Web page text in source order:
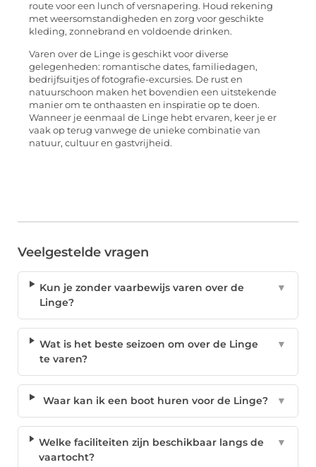
route voor een lunch of versnapering. Houd rekening
met weersomstandigheden en zorg voor geschikte
kleding, zonnebrand en voldoende drinken.
Varen over de Linge is geschikt voor diverse
gelegenheden: romantische dates, familiedagen,
bedrijfsuitjes of fotografie-excursies. De rust en
natuurschoon maken het bovendien een uitstekende
manier om te onthaasten en inspiratie op te doen.
Wanneer je eenmaal de Linge hebt ervaren, keer je er
vaak op terug vanwege de unieke combinatie van
natuur, cultuur en gastvrijheid.
Veelgestelde vragen
Kun je zonder vaarbewijs varen over de
Linge?
▼
Wat is het beste seizoen om over de Linge
te varen?
▼
Waar kan ik een boot huren voor de Linge? ▼
Welke faciliteiten zijn beschikbaar langs de
vaartocht?
▼